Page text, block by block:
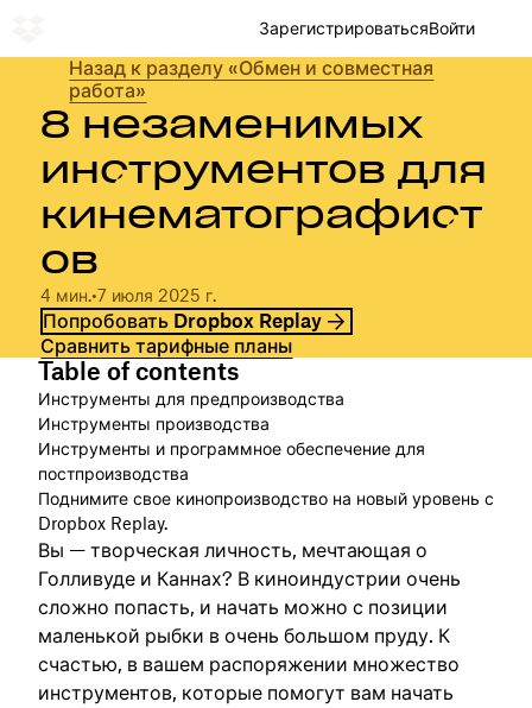
ЗарегистрироватьсяВойти
Назад к разделу «Обмен и совместная
работа»
8 незаменимых
инструментов для
кинематографист
ов
4 мин.•7 июля 2025 г.
Попробовать Dropbox Replay
Сравнить тарифные планы
Table of contents
Инструменты для предпроизводства
Инструменты производства
Инструменты и программное обеспечение для
постпроизводства
Поднимите свое кинопроизводство на новый уровень с
Dropbox Replay.
Вы — творческая личность, мечтающая о
Голливуде и Каннах? В киноиндустрии очень
сложно попасть, и начать можно с позиции
маленькой рыбки в очень большом пруду. К
счастью, в вашем распоряжении множество
инструментов, которые помогут вам начать